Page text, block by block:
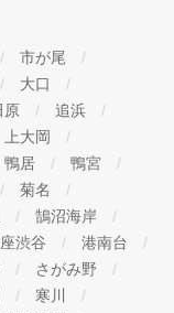
市が尾
大口
原
追浜
上大岡
鴨居
鴨宮
菊名
鵠沼海岸
渋谷
港南台
さがみ野
寒川